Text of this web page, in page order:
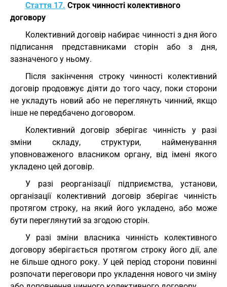
Стаття 17. Строк чинності колективного
договору
Колективний договір набирає чинності з дня його
підписання представниками сторін або з дня,
зазначеного у ньому.
Після закінчення строку чинності колективний
договір продовжує діяти до того часу, поки сторони
не укладуть новий або не переглянуть чинний, якщо
інше не передбачено договором.
Колективний договір зберігає чинність у разі
зміни складу, структури, найменування
уповноваженого власником органу, від імені якого
укладено цей договір.
У разі реорганізації підприємства, установи,
організації колективний договір зберігає чинність
протягом строку, на який його укладено, або може
бути переглянутий за згодою сторін.
У разі зміни власника чинність колективного
договору зберігається протягом строку його дії, але
не більше одного року. У цей період сторони повинні
розпочати переговори про укладення нового чи зміну